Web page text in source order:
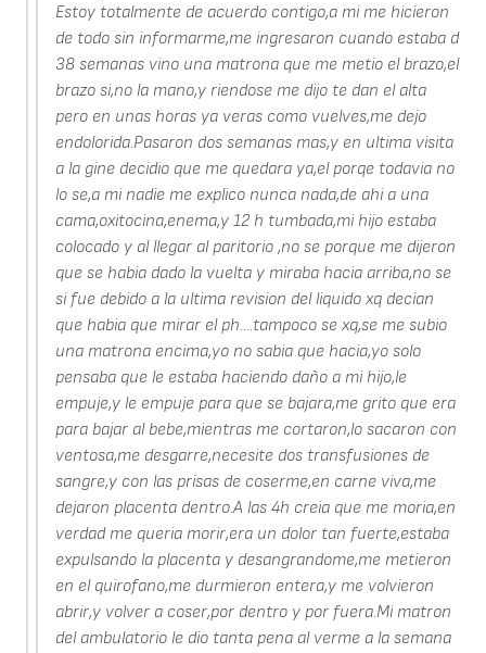
Estoy totalmente de acuerdo contigo,a mi me hicieron
de todo sin informarme,me ingresaron cuando estaba d
38 semanas vino una matrona que me metio el brazo,el
brazo si,no la mano,y riendose me dijo te dan el alta
pero en unas horas ya veras como vuelves,me dejo
endolorida.Pasaron dos semanas mas,y en ultima visita
a la gine decidio que me quedara ya,el porqe todavia no
lo se,a mi nadie me explico nunca nada,de ahi a una
cama,oxitocina,enema,y 12 h tumbada,mi hijo estaba
colocado y al llegar al paritorio ,no se porque me dijeron
que se habia dado la vuelta y miraba hacia arriba,no se
si fue debido a la ultima revision del liquido xq decian
que habia que mirar el ph....tampoco se xq,se me subio
una matrona encima,yo no sabia que hacia,yo solo
pensaba que le estaba haciendo daño a mi hijo,le
empuje,y le empuje para que se bajara,me grito que era
para bajar al bebe,mientras me cortaron,lo sacaron con
ventosa,me desgarre,necesite dos transfusiones de
sangre,y con las prisas de coserme,en carne viva,me
dejaron placenta dentro.A las 4h creia que me moria,en
verdad me queria morir,era un dolor tan fuerte,estaba
expulsando la placenta y desangrandome,me metieron
en el quirofano,me durmieron entera,y me volvieron
abrir,y volver a coser,por dentro y por fuera.Mi matron
del ambulatorio le dio tanta pena al verme a la semana